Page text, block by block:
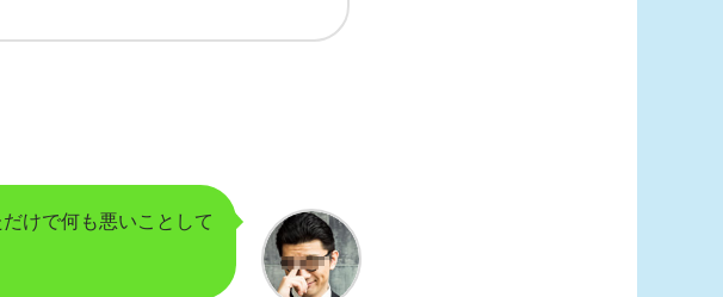
けで何も悪いことして